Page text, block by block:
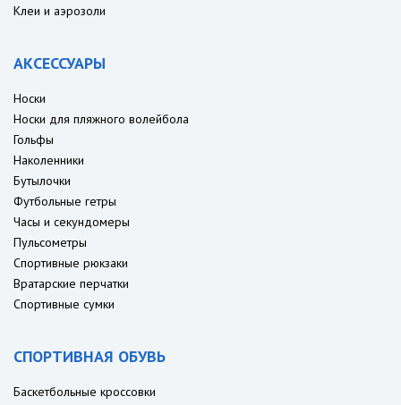
Клеи и аэрозоли
АКСЕССУАРЫ
Носки
Носки для пляжного волейбола
Гольфы
Наколенники
Бутылочки
Футбольные гетры
Часы и секундомеры
Пульсометры
Спортивные рюкзаки
Вратарские перчатки
Спортивные сумки
СПОРТИВНАЯ ОБУВЬ
Баскетбольные кроссовки